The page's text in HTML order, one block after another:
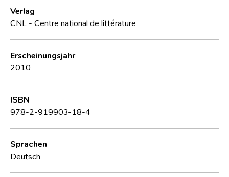
Verlag
CNL - Centre national de littérature
Erscheinungsjahr
2010
ISBN
978-2-919903-18-4
Sprachen
Deutsch